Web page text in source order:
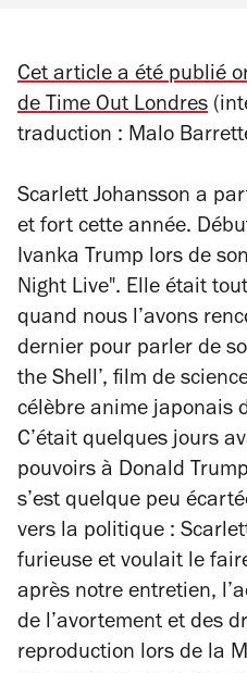
Cet article a été publié
de Time Out Londres
traduction : Malo
Scarlett Johansson a
et fort cette année.
Ivanka Trump lors de
Night Live". Elle était
quand nous l’avons
dernier pour parler de
the Shell’, film de
célèbre anime japonais
C’était quelques jours
pouvoirs à Donald
s’est quelque peu
vers la politique :
furieuse et voulait le
après notre entretien,
de l’avortement et des
reproduction lors de la